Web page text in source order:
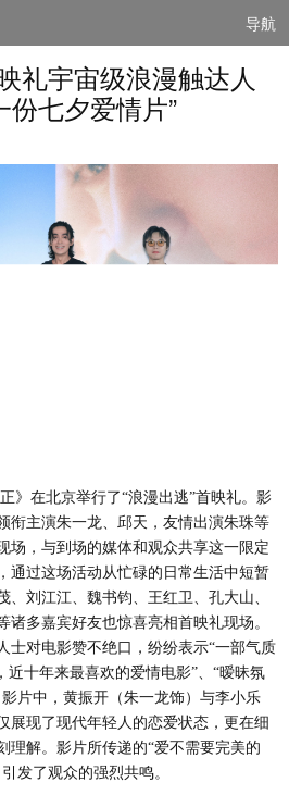
导航
礼宇宙级浪漫触达人
份七夕爱情片”
》在北京举行了“浪漫出逃”首映礼。影
衔主演朱一龙、邱天，友情出演朱珠等
场，与到场的媒体和观众共享这一限定
通过这场活动从忙碌的日常生活中短暂
、刘江江、魏书钧、王红卫、孔大山、
诸多嘉宾好友也惊喜亮相首映礼现场。
士对电影赞不绝口，纷纷表示“一部气质
，近十年来最喜欢的爱情电影”、“暧昧氛
影片中，黄振开（朱一龙饰）与李小乐
展现了现代年轻人的恋爱状态，更在细
理解。影片所传递的“爱不需要完美的
发了观众的强烈共鸣。